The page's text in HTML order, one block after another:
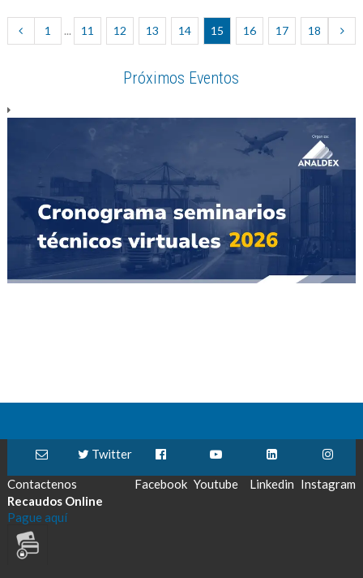
1 ... 11 12 13 14 15 16 17 18
Próximos Eventos
Contactenos
Twitter
Facebook Youtube Linkedin Instagram
Recaudos Online
Pague aquí